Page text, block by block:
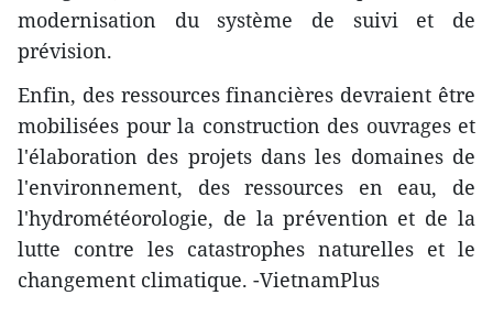
modernisation du système de suivi et de
prévision.
Enfin, des ressources financières devraient être
mobilisées pour la construction des ouvrages et
l'élaboration des projets dans les domaines de
l'environnement, des ressources en eau, de
l'hydrométéorologie, de la prévention et de la
lutte contre les catastrophes naturelles et le
changement climatique. -VietnamPlus